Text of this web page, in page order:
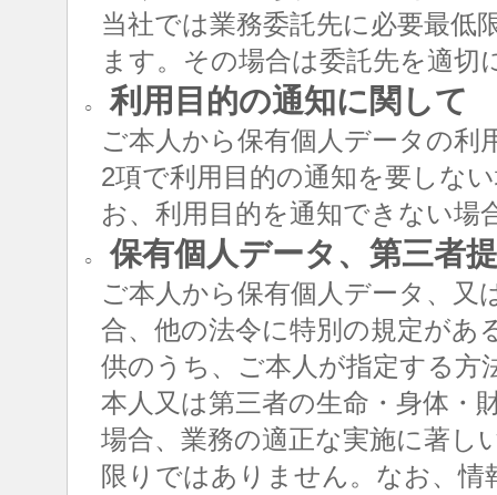
当社では業務委託先に必要最低
ます。その場合は委託先を適切
○ 利用目的の通知に関して
ご本人から保有個人データの利
2項で利用目的の通知を要しな
お、利用目的を通知できない場
○ 保有個人データ、第三者
ご本人から保有個人データ、又
合、他の法令に特別の規定があ
供のうち、ご本人が指定する方
本人又は第三者の生命・身体・
場合、業務の適正な実施に著し
限りではありません。なお、